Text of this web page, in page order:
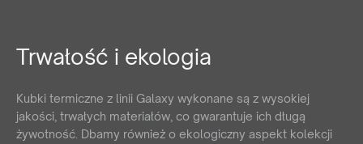
Trwałość i ekologia
Kubki termiczne z linii Galaxy wykonane są z wysokiej
jakości, trwałych materiałów, co gwarantuje ich długą
żywotność. Dbamy również o ekologiczny aspekt kolekcji